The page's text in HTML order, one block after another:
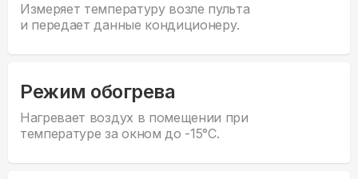
Измеряет температуру возле пульта
и передает данные кондиционеру.
Режим обогрева
Нагревает воздух в помещении при
температуре за окном до -15°С.